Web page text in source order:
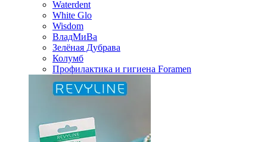
Waterdent
White Glo
Wisdom
ВладМиВа
Зелёная Дубрава
Колумб
Профилактика и гигиена Foramen